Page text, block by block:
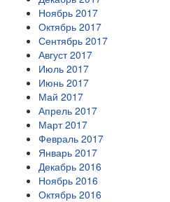
Ноябрь 2017
Октябрь 2017
Сентябрь 2017
Август 2017
Июль 2017
Июнь 2017
Май 2017
Апрель 2017
Март 2017
Февраль 2017
Январь 2017
Декабрь 2016
Ноябрь 2016
Октябрь 2016